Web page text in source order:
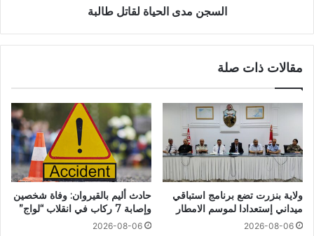
السجن مدى الحياة لقاتل طالبة
مقالات ذات صلة
ولاية بنزرت تضع برنامج استباقي
ميداني إستعدادا لموسم الامطار
2026-08-06
حادث أليم بالقيروان: وفاة شخصين
وإصابة 7 ركاب في انقلاب “لواج”
2026-08-06